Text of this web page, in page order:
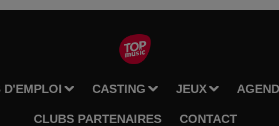
D'EMPLOI CASTING JEUX
CLUBS PARTENAIRES CONTACT